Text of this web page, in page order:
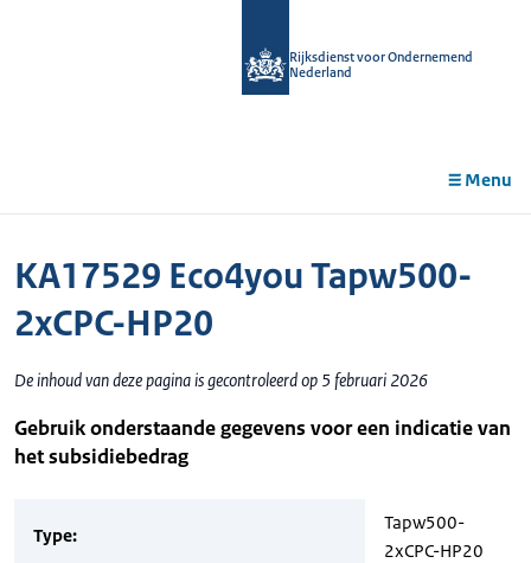
Rijksdienst voor Ondernemend
Nederland
Menu
KA17529 Eco4you Tapw500-
2xCPC-HP20
De inhoud van deze pagina is gecontroleerd op 5 februari 2026
Gebruik onderstaande gegevens voor een indicatie van
het subsidiebedrag
Type:
Tapw500-
2xCPC-HP20